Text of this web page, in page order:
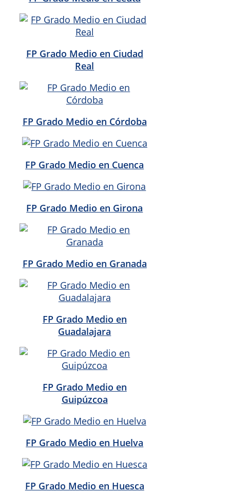
FP Grado Medio en Ciudad
Real
FP Grado Medio en Córdoba
FP Grado Medio en Cuenca
FP Grado Medio en Girona
FP Grado Medio en Granada
FP Grado Medio en
Guadalajara
FP Grado Medio en
Guipúzcoa
FP Grado Medio en Huelva
FP Grado Medio en Huesca